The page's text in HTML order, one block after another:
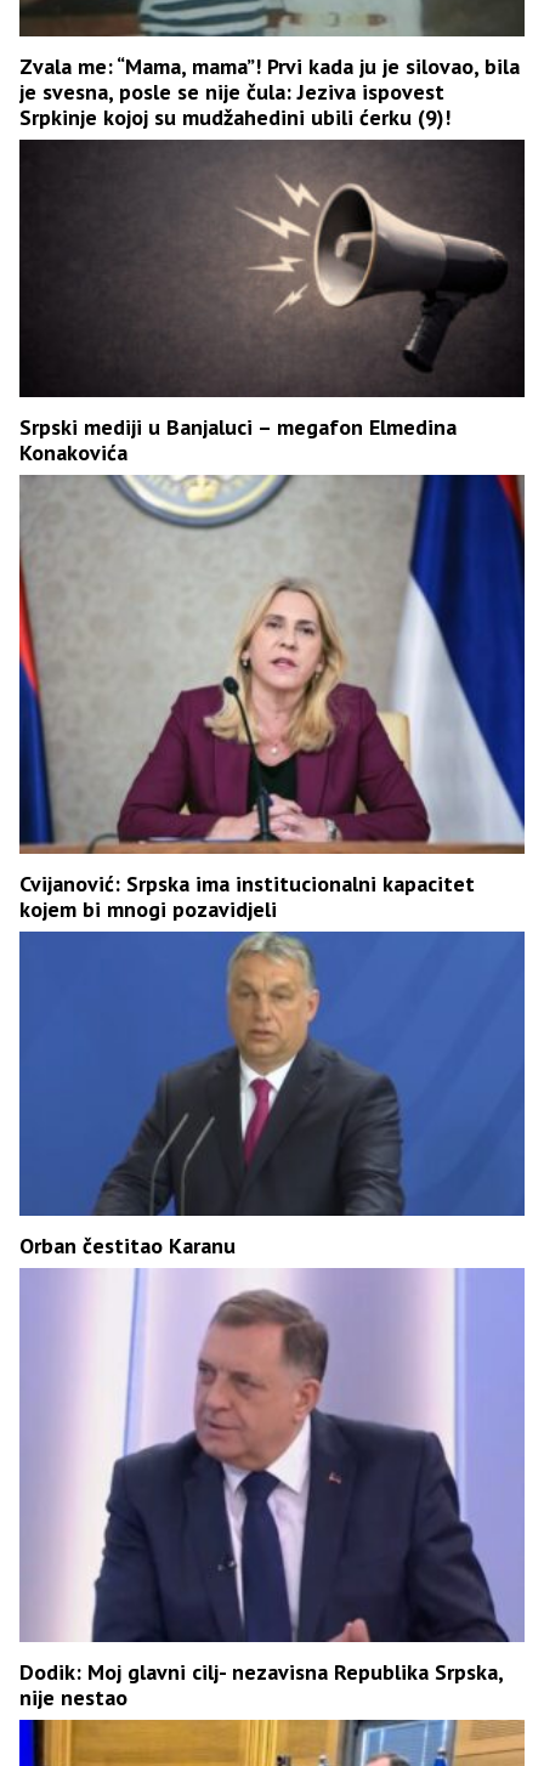
Zvala me: “Mama, mama”! Prvi kada ju je silovao, bila
je svesna, posle se nije čula: Jeziva ispovest
Srpkinje kojoj su mudžahedini ubili ćerku (9)!
Srpski mediji u Banjaluci – megafon Elmedina
Konakovića
Cvijanović: Srpska ima institucionalni kapacitet
kojem bi mnogi pozavidjeli
Orban čestitao Karanu
Dodik: Moj glavni cilj- nezavisna Republika Srpska,
nije nestao